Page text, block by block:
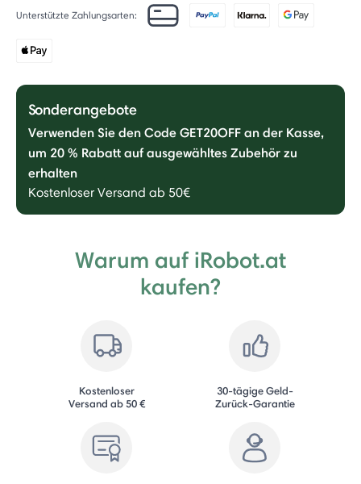
Unterstützte Zahlungsarten:
Sonderangebote
Verwenden Sie den Code GET20OFF an der Kasse,
um 20 % Rabatt auf ausgewähltes Zubehör zu
erhalten
Kostenloser Versand ab 50€
Warum auf iRobot.at
kaufen?
Kostenloser
Versand ab 50 €
30-tägige Geld-
Zurück-Garantie